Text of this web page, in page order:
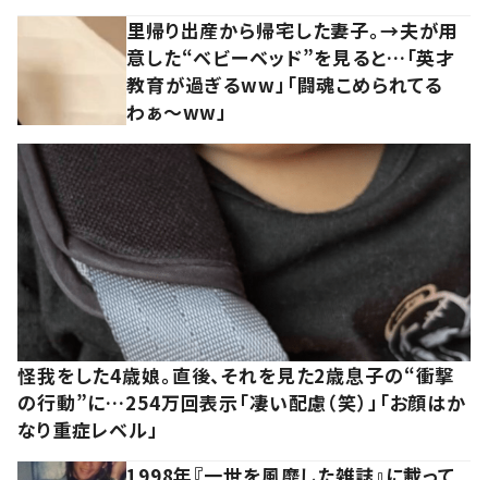
里帰り出産から帰宅した妻子。→夫が用
意した“ベビーベッド”を見ると…「英才
教育が過ぎるww」「闘魂こめられてる
わぁ～ww」
怪我をした4歳娘。直後、それを見た2歳息子の“衝撃
の行動”に…254万回表示「凄い配慮（笑）」「お顔はか
なり重症レベル」